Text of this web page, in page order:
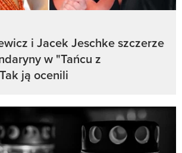
i Jacek Jeschke szczerze
w "Tańcu z
ją ocenili